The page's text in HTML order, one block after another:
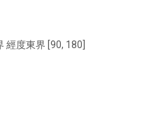
經度東界 [90, 180]